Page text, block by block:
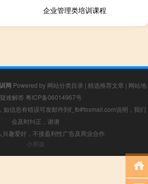
企业管理类培训课程
网 Powered by 网站分类目录 | 精选推荐文章 | 网站地
疑难解答 粤ICP备06014967号
如信息有错误可发邮件到f_fb#foxmail.com说明，我们
会及时纠正，谢谢
兴趣爱好，不接盈利性广告及商业合作
小男孩